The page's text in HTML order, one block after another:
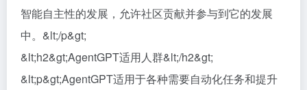
智能自主性的发展，允许社区贡献并参与到它的发展
中。&lt;/p&gt;
&lt;h2&gt;AgentGPT适用人群&lt;/h2&gt;
&lt;p&gt;AgentGPT适用于各种需要自动化任务和提升